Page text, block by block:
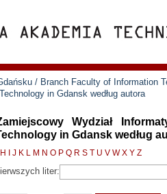
/ Branch Faculty of Information
in Gdansk według autora
Wydział
in Gdansk według
H J K L M N O P Q R S T U V W X Y Z
liter: